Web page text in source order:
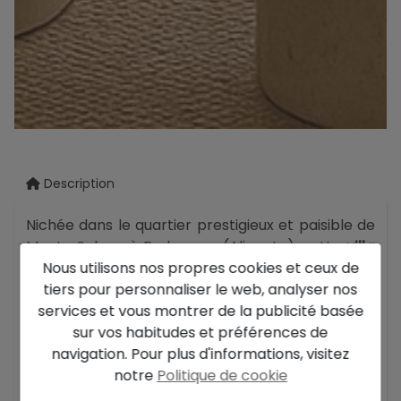
Description
Nichée dans le quartier prestigieux et paisible de
Monte Solana à Pedreguer (Alicante), cettevilla
moderne en constructionoffre un équilibre
parfait entre design contemporain, confort et
cadre naturel, idéale comme résidence
principale ou maison de vacances sur la Costa
Blanca.
La maison se situe sur un terrain ensoleillé
Nous utilisons nos propres cookies et ceux de
tiers pour personnaliser le web, analyser nos
services et vous montrer de la publicité basée
sur vos habitudes et préférences de
navigation. Pour plus d'informations, visitez
notre Politique de cookie